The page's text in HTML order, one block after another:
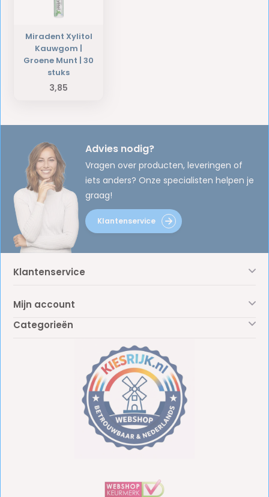
Miradent Xylitol
Kauwgom |
Groene Munt | 30
stuks
3,85
Advies nodig?
Vragen over producten, leveringen of
iets anders? Onze specialisten helpen je
graag!
Klantenservice
Klantenservice
Mijn account
Categorieën